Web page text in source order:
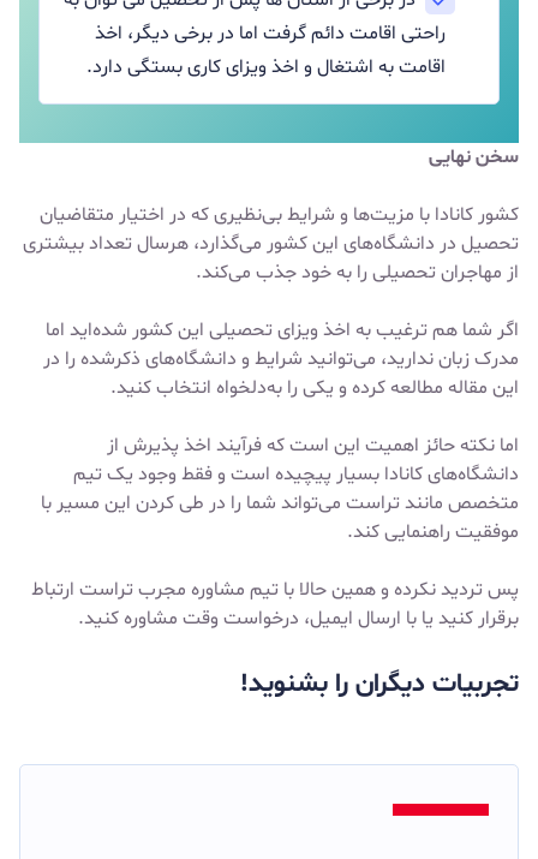
راحتی اقامت دائم گرفت اما در برخی دیگر، اخذ
اقامت به اشتغال و اخذ ویزای کاری بستگی دارد.
سخن نهایی
کشور کانادا با مزیت‌ها و شرایط بی‌نظیری که در اختیار متقاضیان
تحصیل در دانشگاه‌های این کشور می‌گذارد، هرسال تعداد بیشتری
از مهاجران تحصیلی را به خود جذب می‌کند.
اگر شما هم ترغیب به اخذ ویزای تحصیلی این کشور شده‌اید اما
مدرک زبان ندارید، می‌توانید شرایط و دانشگاه‌های ذکرشده را در
این مقاله مطالعه کرده و یکی را به‌دلخواه انتخاب کنید.
اما نکته حائز اهمیت این است که فرآیند اخذ پذیرش از
دانشگاه‌های کانادا بسیار پیچیده است و فقط وجود یک تیم
متخصص مانند تراست می‌تواند شما را در طی کردن این مسیر با
موفقیت راهنمایی کند.
پس تردید نکرده و همین حالا با تیم مشاوره مجرب تراست ارتباط
برقرار کنید یا با ارسال ایمیل، درخواست وقت مشاوره کنید.
تجربیات دیگران را بشنوید!